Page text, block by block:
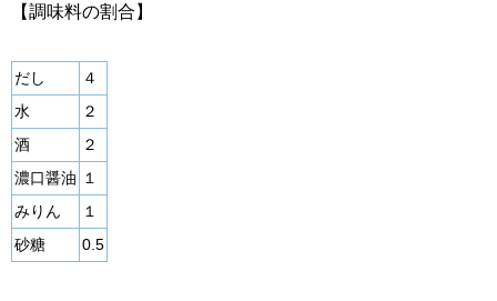
【調味料の割合】
だし
４
水
２
酒
２
濃口醤油 １
みりん
１
砂糖
0.5